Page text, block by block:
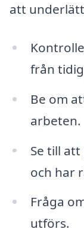
att
från
Be om
arbeten.
Se till
och har
Fråga
utförs.